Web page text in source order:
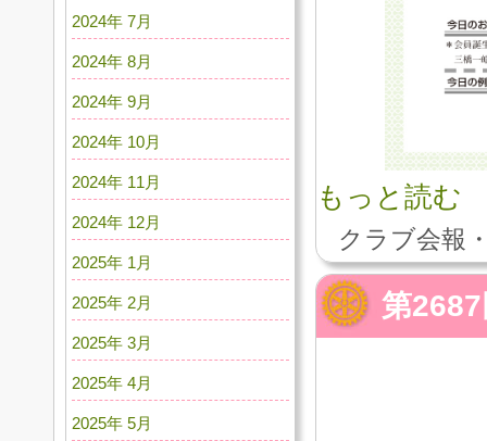
もっと読む
クラブ会報
第
2024年 7月
2024年 8月
2024年 9月
2024年 10月
2024年 11月
2024年 12月
2025年 1月
2025年 2月
2025年 3月
2025年 4月
2025年 5月